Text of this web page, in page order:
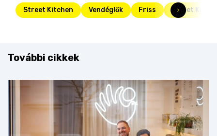
Street Kitchen Vendéglők Friss Street
További cikkek